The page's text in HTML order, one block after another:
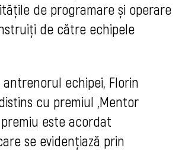
de programare și operare
de către echipele
antrenorul echipei, Florin
cu premiul „Mentor
premiu este acordat
se evidențiază prin